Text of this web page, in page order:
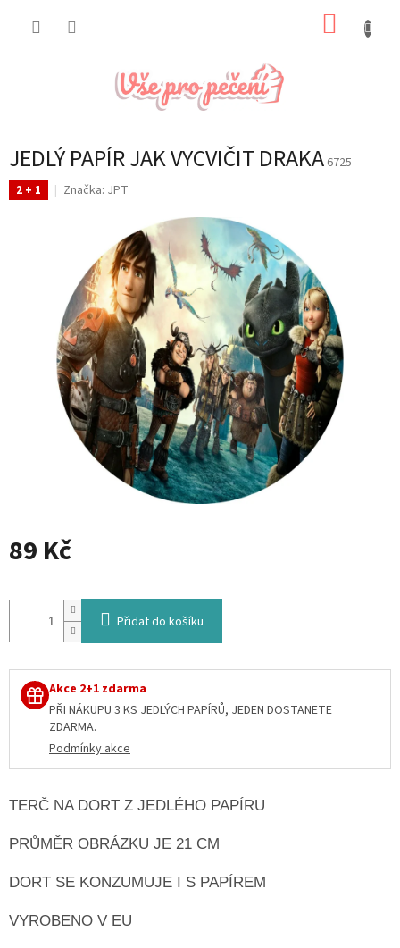
JEDLÝ PAPÍR JAK VYCVIČIT DRAKA 6725
2 + 1 Značka: JPT
89 Kč
cena:
Přidat do košíku
Akce 2+1 zdarma
PŘI NÁKUPU 3 KS JEDLÝCH PAPÍRŮ, JEDEN DOSTANETE
ZDARMA.
Podmínky akce
TERČ NA DORT Z JEDLÉHO PAPÍRU
PRŮMĚR OBRÁZKU JE 21 CM
DORT SE KONZUMUJE I S PAPÍREM
VYROBENO V EU